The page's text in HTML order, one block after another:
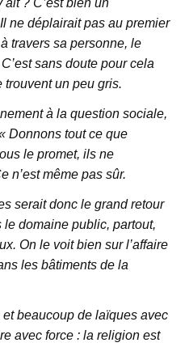
ne déplairait pas au premier
travers sa personne, le
sans doute pour cela
un peu gris.
à la question sociale,
Donnons tout ce que
le promet, ils ne
n’est même pas sûr.
serait donc le grand retour
domaine public, partout,
On le voit bien sur l’affaire
les bâtiments de la
beaucoup de laïques avec
avec force : la religion est